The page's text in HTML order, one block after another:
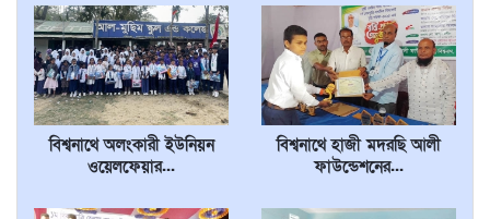
বিশ্বনাথে অলংকারী ইউনিয়ন
ওয়েলফেয়ার...
বিশ্বনাথে হাজী মদরছি আলী
ফাউন্ডেশনের...